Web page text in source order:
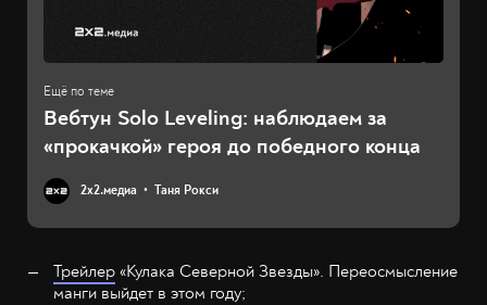
Вебтун Solo Leveling: наблюдаем за
«прокачкой» героя до победного конца
2х2.медиа Таня Рокси
Трейлер «Кулака Северной Звезды». Переосмысление
манги выйдет в этом году;